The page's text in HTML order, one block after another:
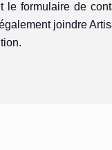
le formulaire de
joindre